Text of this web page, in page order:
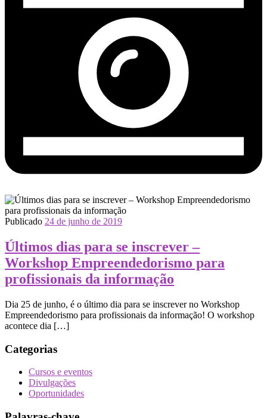
Publicado 24 de junho de 2019
Últimos dias para se inscrever –
Workshop Empreendedorismo para
profissionais da informação
Dia 25 de junho, é o último dia para se inscrever no Workshop
Empreendedorismo para profissionais da informação! O workshop
acontece dia […]
Categorias
Cursos e eventos
Divulgações
Oportunidades